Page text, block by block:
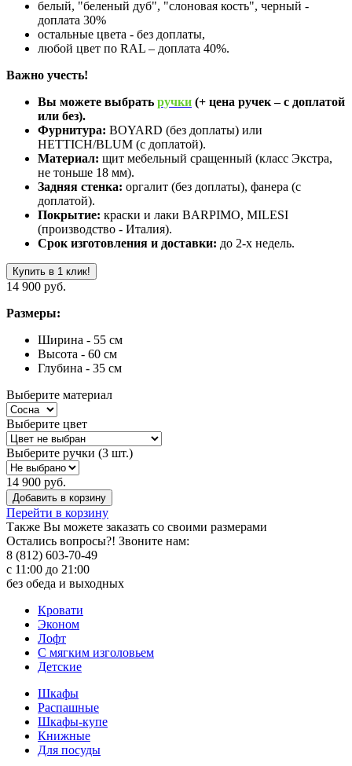
белый, "беленый дуб", "слоновая кость", черный -
доплата 30%
остальные цвета - без доплаты,
любой цвет по RAL – доплата 40%.
Важно учесть!
Вы можете выбрать ручки (+ цена ручек – с доплатой
или без).
Фурнитура: BOYARD (без доплаты) или
HETTICH/BLUM (с доплатой).
Материал: щит мебельный сращенный (класс Экстра,
не тоньше 18 мм).
Задняя стенка: оргалит (без доплаты), фанера (с
доплатой).
Покрытие: краски и лаки BARPIMO, MILESI
(производство - Италия).
Срок изготовления и доставки: до 2-х недель.
Купить в 1 клик!
14 900 руб.
Размеры:
Ширина - 55 см
Высота - 60 см
Глубина - 35 см
Выберите материал
Выберите цвет
Выберите ручки (3 шт.)
14 900 руб.
Добавить в корзину
Перейти в корзину
Также Вы можете заказать со своими размерами
Остались вопросы?! Звоните нам:
8 (812) 603-70-49
с 11:00 до 21:00
без обеда и выходных
Кровати
Эконом
Лофт
С мягким изголовьем
Детские
Шкафы
Распашные
Шкафы-купе
Книжные
Для посуды